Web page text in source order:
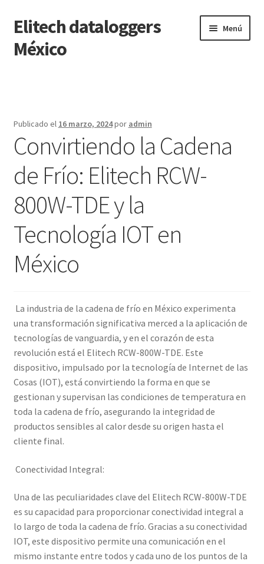
Saltar
a
navegación
Ir
al
contenido
Elitech dataloggers
México
Menú
Finalizar compra
Mi cuenta
Página de ejemplo
Tienda
Publicado el 16 marzo, 2024por admin
Convirtiendo la Cadena
de Frío: Elitech RCW-
800W-TDE y la
Tecnología IOT en
México
La industria de la cadena de frío en México experimenta
una transformación significativa merced a la aplicación de
tecnologías de vanguardia, y en el corazón de esta
revolución está el Elitech RCW-800W-TDE. Este
dispositivo, impulsado por la tecnología de Internet de las
Cosas (IOT), está convirtiendo la forma en que se
gestionan y supervisan las condiciones de temperatura en
toda la cadena de frío, asegurando la integridad de
productos sensibles al calor desde su origen hasta el
cliente final.
Conectividad Integral:
Una de las peculiaridades clave del Elitech RCW-800W-TDE
es su capacidad para proporcionar conectividad integral a
lo largo de toda la cadena de frío. Gracias a su conectividad
IOT, este dispositivo permite una comunicación en el
mismo instante entre todos y cada uno de los puntos de la